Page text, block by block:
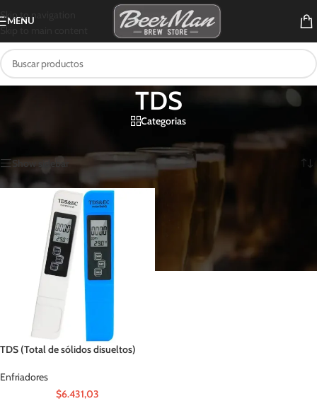
Skip to navigation
Skip to main content
MENU
TDS
Categorias
Mostrando el único resultado
Show sidebar
TDS (Total de sólidos disueltos)
Enfriadores
$6.431,03